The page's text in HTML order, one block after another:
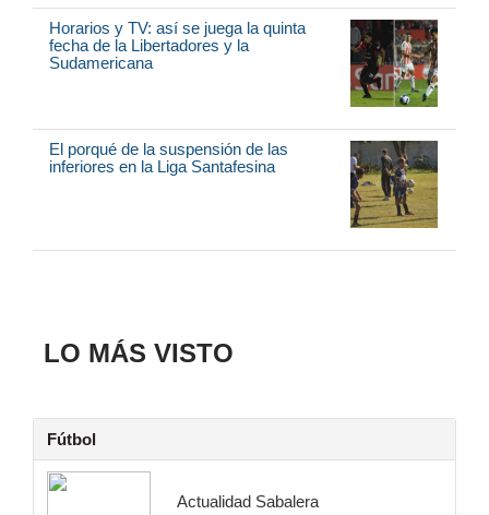
Horarios y TV: así se juega la quinta
fecha de la Libertadores y la
Sudamericana
El porqué de la suspensión de las
inferiores en la Liga Santafesina
LO MÁS VISTO
Fútbol
Actualidad Sabalera